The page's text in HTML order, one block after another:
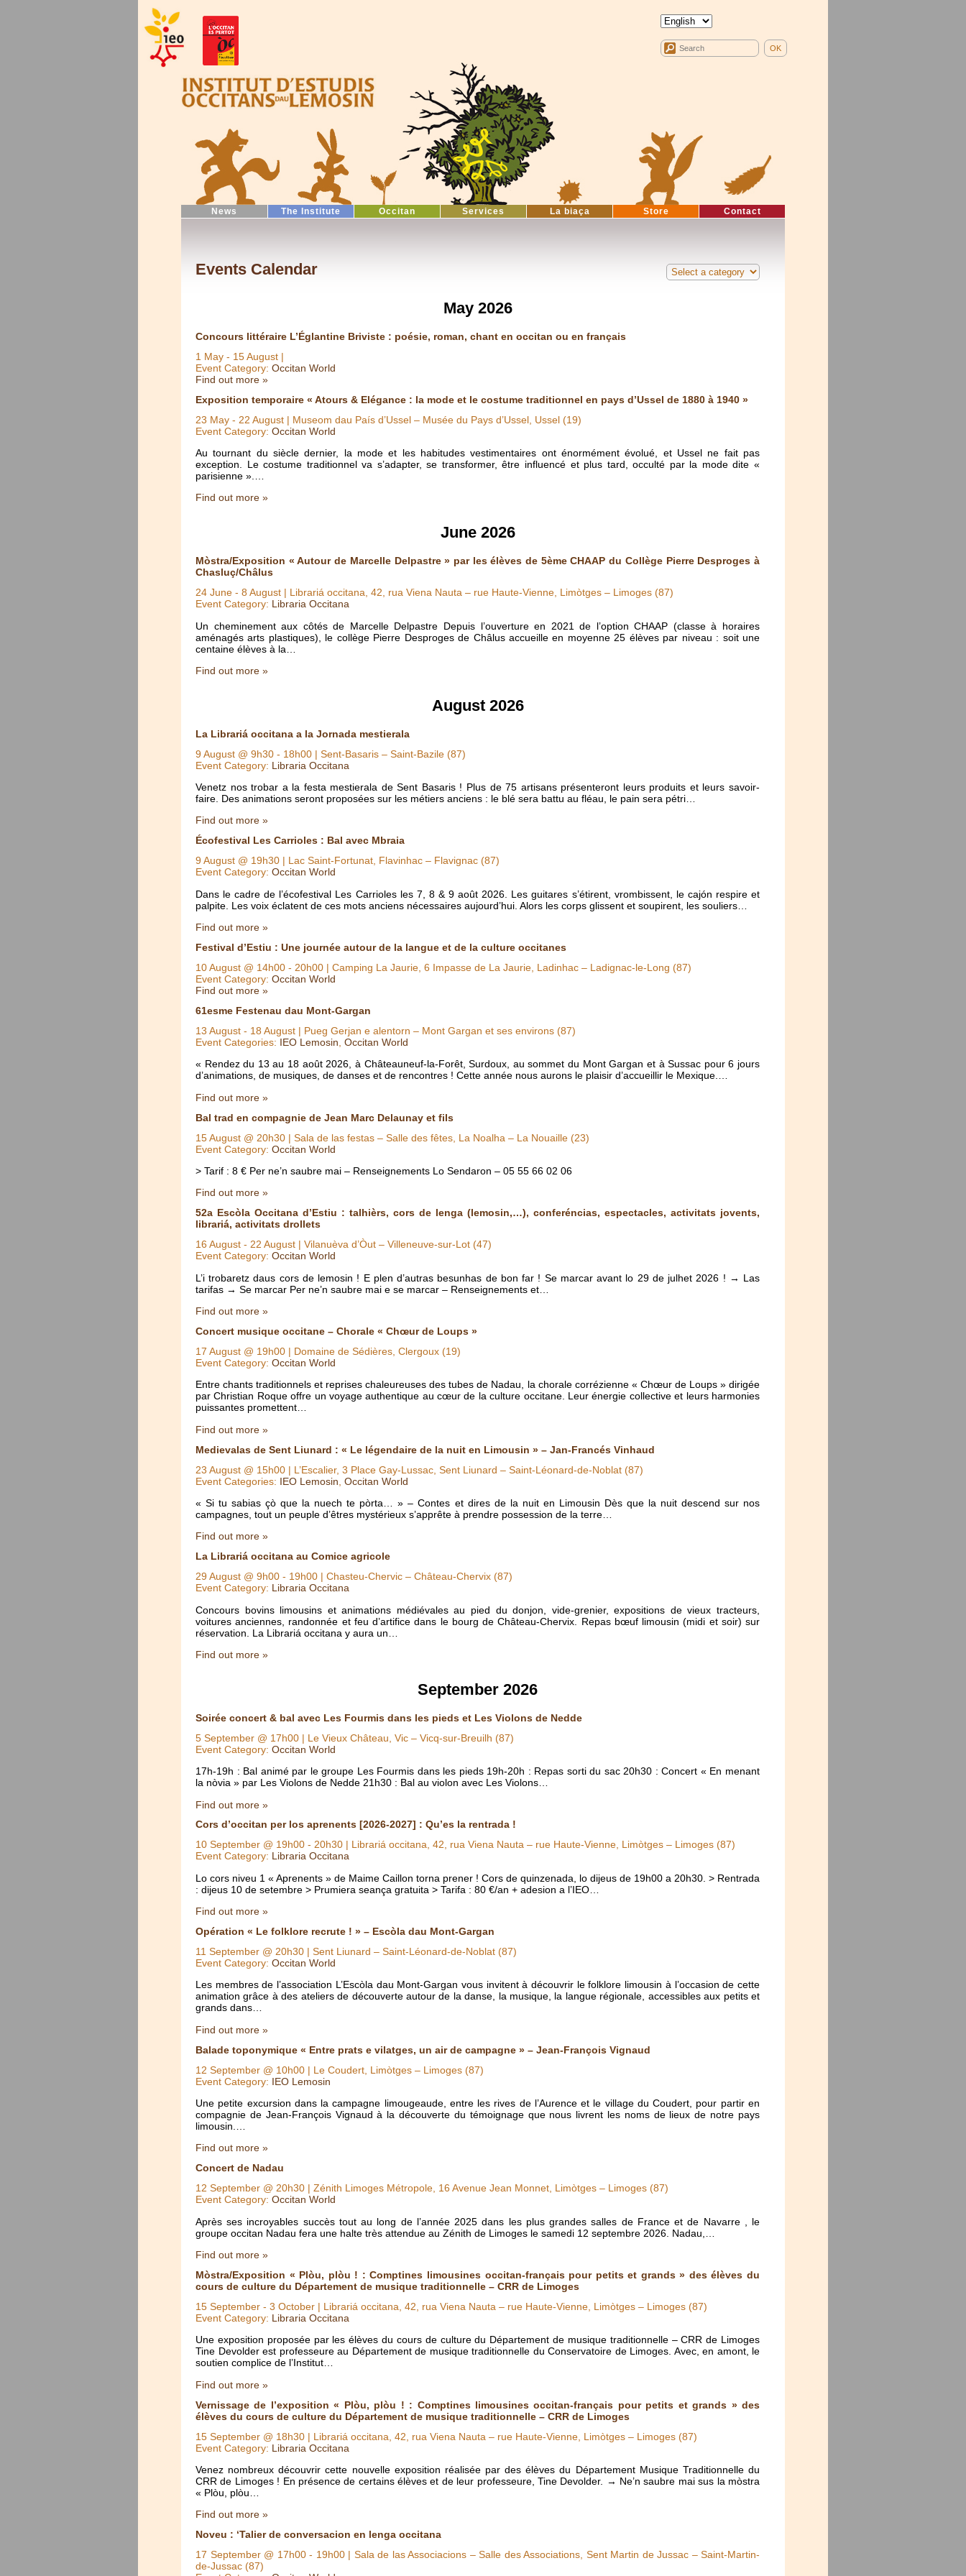
News The Institute Occitan Services La biaça Store Contact
Events Calendar
May 2026
Concours littéraire L’Églantine Briviste : poésie, roman, chant en occitan ou en français
1 May - 15 August |
Event Category: Occitan World
Find out more »
Exposition temporaire « Atours & Elégance : la mode et le costume traditionnel en pays d’Ussel de 1880 à 1940 »
23 May - 22 August | Museom dau País d’Ussel – Musée du Pays d’Ussel, Ussel (19)
Event Category: Occitan World
Au tournant du siècle dernier, la mode et les habitudes vestimentaires ont énormément évolué, et Ussel ne fait pas
exception. Le costume traditionnel va s’adapter, se transformer, être influencé et plus tard, occulté par la mode dite «
parisienne ».…
Find out more »
June 2026
Mòstra/Exposition « Autour de Marcelle Delpastre » par les élèves de 5ème CHAAP du Collège Pierre Desproges à
Chasluç/Châlus
24 June - 8 August | Librariá occitana, 42, rua Viena Nauta – rue Haute-Vienne, Limòtges – Limoges (87)
Event Category: Libraria Occitana
Un cheminement aux côtés de Marcelle Delpastre Depuis l’ouverture en 2021 de l’option CHAAP (classe à horaires
aménagés arts plastiques), le collège Pierre Desproges de Châlus accueille en moyenne 25 élèves par niveau : soit une
centaine élèves à la…
Find out more »
August 2026
La Librariá occitana a la Jornada mestierala
9 August @ 9h30 - 18h00 | Sent-Basaris – Saint-Bazile (87)
Event Category: Libraria Occitana
Venetz nos trobar a la festa mestierala de Sent Basaris ! Plus de 75 artisans présenteront leurs produits et leurs savoir-
faire. Des animations seront proposées sur les métiers anciens : le blé sera battu au fléau, le pain sera pétri…
Find out more »
Écofestival Les Carrioles : Bal avec Mbraia
9 August @ 19h30 | Lac Saint-Fortunat, Flavinhac – Flavignac (87)
Event Category: Occitan World
Dans le cadre de l’écofestival Les Carrioles les 7, 8 & 9 août 2026. Les guitares s’étirent, vrombissent, le cajón respire et
palpite. Les voix éclatent de ces mots anciens nécessaires aujourd’hui. Alors les corps glissent et soupirent, les souliers…
Find out more »
Festival d’Estiu : Une journée autour de la langue et de la culture occitanes
10 August @ 14h00 - 20h00 | Camping La Jaurie, 6 Impasse de La Jaurie, Ladinhac – Ladignac-le-Long (87)
Event Category: Occitan World
Find out more »
61esme Festenau dau Mont-Gargan
13 August - 18 August | Pueg Gerjan e alentorn – Mont Gargan et ses environs (87)
Event Categories: IEO Lemosin Occitan World
« Rendez du 13 au 18 août 2026, à Châteauneuf-la-Forêt, Surdoux, au sommet du Mont Gargan et à Sussac pour 6 jours
d’animations, de musiques, de danses et de rencontres ! Cette année nous aurons le plaisir d’accueillir le Mexique.…
Find out more »
Bal trad en compagnie de Jean Marc Delaunay et fils
15 August @ 20h30 | Sala de las festas – Salle des fêtes, La Noalha – La Nouaille (23)
Event Category: Occitan World
> Tarif : 8 € Per ne’n saubre mai – Renseignements Lo Sendaron – 05 55 66 02 06
Find out more »
52a Escòla Occitana d’Estiu : talhièrs, cors de lenga (lemosin,…), conferéncias, espectacles, activitats jovents,
librariá, activitats drollets
16 August - 22 August | Vilanuèva d’Òut – Villeneuve-sur-Lot (47)
Event Category: Occitan World
L’i trobaretz daus cors de lemosin ! E plen d’autras besunhas de bon far ! Se marcar avant lo 29 de julhet 2026 ! → Las
tarifas → Se marcar Per ne’n saubre mai e se marcar – Renseignements et…
Find out more »
Concert musique occitane – Chorale « Chœur de Loups »
17 August @ 19h00 | Domaine de Sédières, Clergoux (19)
Event Category: Occitan World
Entre chants traditionnels et reprises chaleureuses des tubes de Nadau, la chorale corrézienne « Chœur de Loups » dirigée
par Christian Roque offre un voyage authentique au cœur de la culture occitane. Leur énergie collective et leurs harmonies
puissantes promettent…
Find out more »
Medievalas de Sent Liunard : « Le légendaire de la nuit en Limousin » – Jan-Francés Vinhaud
23 August @ 15h00 | L’Escalier, 3 Place Gay-Lussac, Sent Liunard – Saint-Léonard-de-Noblat (87)
Event Categories: IEO Lemosin Occitan World
« Si tu sabias çò que la nuech te pòrta… » – Contes et dires de la nuit en Limousin Dès que la nuit descend sur nos
campagnes, tout un peuple d’êtres mystérieux s’apprête à prendre possession de la terre…
Find out more »
La Librariá occitana au Comice agricole
29 August @ 9h00 - 19h00 | Chasteu-Chervic – Château-Chervix (87)
Event Category: Libraria Occitana
Concours bovins limousins et animations médiévales au pied du donjon, vide-grenier, expositions de vieux tracteurs,
voitures anciennes, randonnée et feu d’artifice dans le bourg de Château-Chervix. Repas bœuf limousin (midi et soir) sur
réservation. La Librariá occitana y aura un…
Find out more »
September 2026
Soirée concert & bal avec Les Fourmis dans les pieds et Les Violons de Nedde
5 September @ 17h00 | Le Vieux Château, Vic – Vicq-sur-Breuilh (87)
Event Category: Occitan World
17h-19h : Bal animé par le groupe Les Fourmis dans les pieds 19h-20h : Repas sorti du sac 20h30 : Concert « En menant
la nòvia » par Les Violons de Nedde 21h30 : Bal au violon avec Les Violons…
Find out more »
Cors d’occitan per los aprenents [2026-2027] : Qu’es la rentrada !
10 September @ 19h00 - 20h30 | Librariá occitana, 42, rua Viena Nauta – rue Haute-Vienne, Limòtges – Limoges (87)
Event Category: Libraria Occitana
Lo cors niveu 1 « Aprenents » de Maime Caillon torna prener ! Cors de quinzenada, lo dijeus de 19h00 a 20h30. > Rentrada
: dijeus 10 de setembre > Prumiera seança gratuita > Tarifa : 80 €/an + adesion a l’IEO…
Find out more »
Opération « Le folklore recrute ! » – Escòla dau Mont-Gargan
11 September @ 20h30 | Sent Liunard – Saint-Léonard-de-Noblat (87)
Event Category: Occitan World
Les membres de l’association L’Escòla dau Mont-Gargan vous invitent à découvrir le folklore limousin à l’occasion de cette
animation grâce à des ateliers de découverte autour de la danse, la musique, la langue régionale, accessibles aux petits et
grands dans…
Find out more »
Balade toponymique « Entre prats e vilatges, un air de campagne » – Jean-François Vignaud
12 September @ 10h00 | Le Coudert, Limòtges – Limoges (87)
Event Category: IEO Lemosin
Une petite excursion dans la campagne limougeaude, entre les rives de l’Aurence et le village du Coudert, pour partir en
compagnie de Jean-François Vignaud à la découverte du témoignage que nous livrent les noms de lieux de notre pays
limousin.…
Find out more »
Concert de Nadau
12 September @ 20h30 | Zénith Limoges Métropole, 16 Avenue Jean Monnet, Limòtges – Limoges (87)
Event Category: Occitan World
Après ses incroyables succès tout au long de l’année 2025 dans les plus grandes salles de France et de Navarre , le
groupe occitan Nadau fera une halte très attendue au Zénith de Limoges le samedi 12 septembre 2026. Nadau,…
Find out more »
Mòstra/Exposition « Plòu, plòu ! : Comptines limousines occitan-français pour petits et grands » des élèves du
cours de culture du Département de musique traditionnelle – CRR de Limoges
15 September - 3 October | Librariá occitana, 42, rua Viena Nauta – rue Haute-Vienne, Limòtges – Limoges (87)
Event Category: Libraria Occitana
Une exposition proposée par les élèves du cours de culture du Département de musique traditionnelle – CRR de Limoges
Tine Devolder est professeure au Département de musique traditionnelle du Conservatoire de Limoges. Avec, en amont, le
soutien complice de l’Institut…
Find out more »
Vernissage de l’exposition « Plòu, plòu ! : Comptines limousines occitan-français pour petits et grands » des
élèves du cours de culture du Département de musique traditionnelle – CRR de Limoges
15 September @ 18h30 | Librariá occitana, 42, rua Viena Nauta – rue Haute-Vienne, Limòtges – Limoges (87)
Event Category: Libraria Occitana
Venez nombreux découvrir cette nouvelle exposition réalisée par des élèves du Département Musique Traditionnelle du
CRR de Limoges ! En présence de certains élèves et de leur professeure, Tine Devolder. → Ne’n saubre mai sus la mòstra
« Plòu, plòu…
Find out more »
Noveu : ‘Talier de conversacion en lenga occitana
17 September @ 17h00- 19h00| Sala de las Associacions – Salle des Associations, Sent Martin de Jussac – Saint-Martin-
de-Jussac (87)